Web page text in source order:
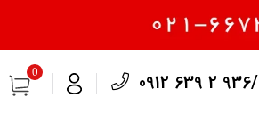
0912 639 2 936/
0